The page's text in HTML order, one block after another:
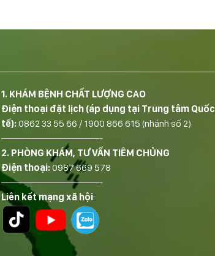
1. KHÁM BỆNH CHẤT LƯỢNG CAO
Điện thoại đặt lịch (áp dụng tại Trung tâm Quốc
tế):0862 33 55 66 / 1900 866 615 (nhánh số 2)
——————————-
2. PHÒNG KHÁM, TƯ VẤN TIÊM CHỦNG
Điện thoại:0987 669 578
——————————-
Liên kết mạng xã hội: